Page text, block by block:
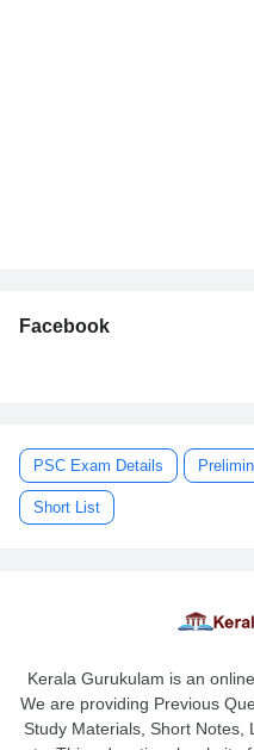
Facebook
PSC Exam Details
Short List
Kerala Gurukulam is an
We are providing Previous
Study Materials, Short Notes,